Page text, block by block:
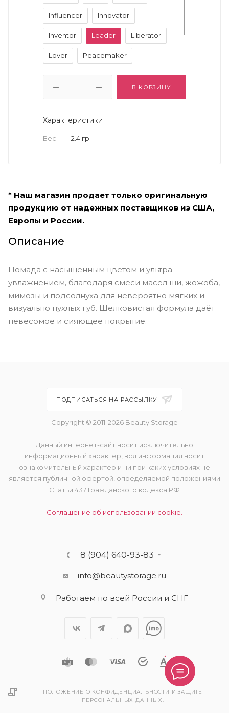
Influencer Innovator
Inventor Leader Liberator
Lover Peacemaker
Seeker Visionary
В КОРЗИНУ
Характеристики
Вес — 2.4 гр.
* Наш магазин продает только оригинальную
продукцию от надежных поставщиков из США,
Европы и России.
Описание
Помада с насыщенным цветом и ультра-
увлажнением, благодаря смеси масел ши, жожоба,
мимозы и подсолнуха для невероятно мягких и
визуально пухлых губ. Шелковистая формула даёт
невесомое и сияющее покрытие.
ПОДПИСАТЬСЯ НА РАССЫЛКУ
Copyright © 2011-2026 Beauty Storage
Данный интернет-сайт носит исключительно
информационный характер, вся информация носит
ознакомительный характер и ни при каких условиях не
является публичной офертой, определяемой положениями
Статьи 437 Гражданского кодекса РФ
Соглашение об использовании cookie.
8 (904) 640-93-83
info@beautystorage.ru
Работаем по всей России и СНГ
ПОЛОЖЕНИЕ О КОНФИДЕНЦИАЛЬНОСТИ И ЗАЩИТЕ
ПЕРСОНАЛЬНЫХ ДАННЫХ.